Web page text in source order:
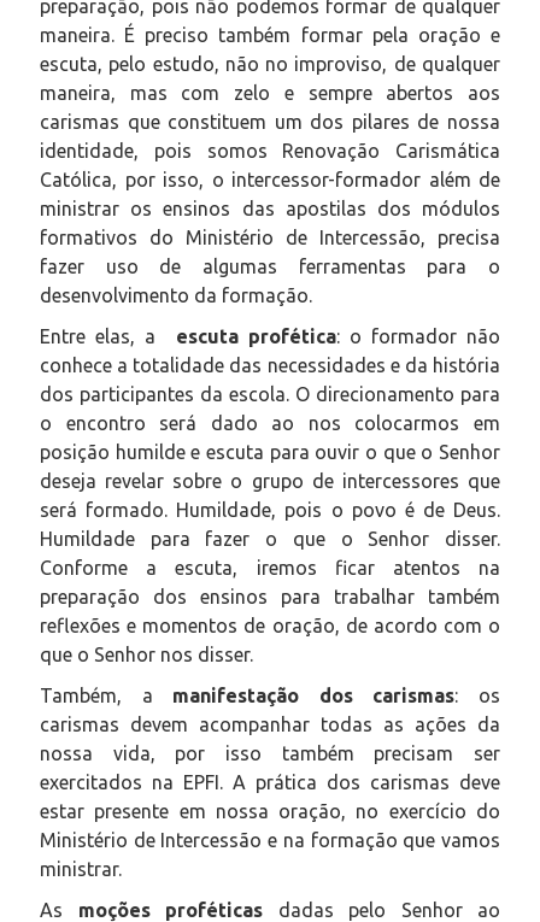
preparação, pois não podemos formar de qualquer
maneira. É preciso também formar pela oração e
escuta, pelo estudo, não no improviso, de qualquer
maneira, mas com zelo e sempre abertos aos
carismas que constituem um dos pilares de nossa
identidade, pois somos Renovação Carismática
Católica, por isso, o intercessor-formador além de
ministrar os ensinos das apostilas dos módulos
formativos do Ministério de Intercessão, precisa
fazer uso de algumas ferramentas para o
desenvolvimento da formação.
Entre elas, a escuta profética: o formador não
conhece a totalidade das necessidades e da história
dos participantes da escola. O direcionamento para
o encontro será dado ao nos colocarmos em
posição humilde e escuta para ouvir o que o Senhor
deseja revelar sobre o grupo de intercessores que
será formado. Humildade, pois o povo é de Deus.
Humildade para fazer o que o Senhor disser.
Conforme a escuta, iremos ficar atentos na
preparação dos ensinos para trabalhar também
reflexões e momentos de oração, de acordo com o
que o Senhor nos disser.
Também, a manifestação dos carismas: os
carismas devem acompanhar todas as ações da
nossa vida, por isso também precisam ser
exercitados na EPFI. A prática dos carismas deve
estar presente em nossa oração, no exercício do
Ministério de Intercessão e na formação que vamos
ministrar.
As moções proféticas dadas pelo Senhor ao